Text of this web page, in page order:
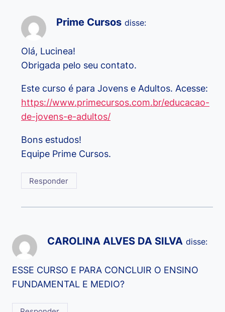
Prime Cursos disse:
Olá, Lucinea!
Obrigada pelo seu contato.
Este curso é para Jovens e Adultos. Acesse:
https://www.primecursos.com.br/educacao-
de-jovens-e-adultos/
Bons estudos!
Equipe Prime Cursos.
Responder
CAROLINA ALVES DA SILVA disse:
ESSE CURSO E PARA CONCLUIR O ENSINO
FUNDAMENTAL E MEDIO?